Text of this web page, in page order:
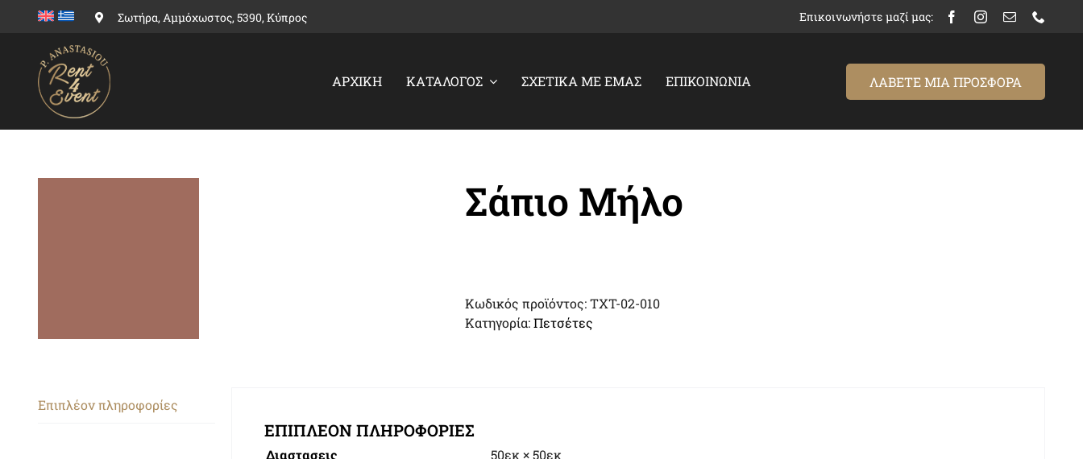
Σωτήρα, Αμμόχωστος, 5390, Κύπρος Επικοινωνήστε μαζί μας:
ΑΡΧΙΚΉ ΚΑΤΆΛΟΓΟΣ ΣΧΕΤΙΚΑ ΜΕ ΕΜΑΣ ΕΠΙΚΟΙΝΩΝΊΑ ΛΑΒΕΤΕ ΜΙΑ ΠΡΟΣΦΟΡΑ
Σάπιο Μήλο
Κωδικός προϊόντος:TXT-02-010
Κατηγορία:Πετσέτες
Επιπλέον πληροφορίες
ΕΠΙΠΛΈΟΝ ΠΛΗΡΟΦΟΡΊΕΣ
Διαστασεις
50εκ × 50εκ